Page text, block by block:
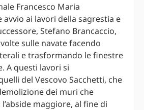
Francesco Maria
avvio ai lavori della sagrestia e
Stefano Brancaccio,
sulle navate facendo
e trasformando le finestre
A questi lavori si
del Vescovo Sacchetti, che
dei muri che
maggiore, al fine di